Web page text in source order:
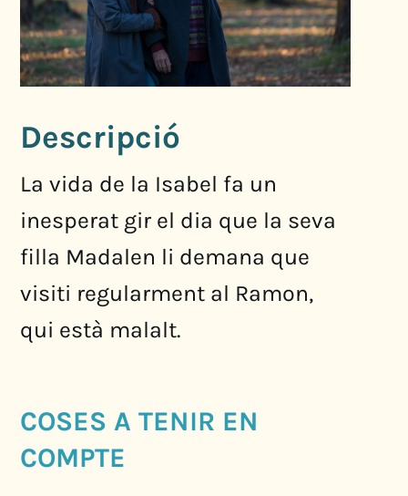
Descripció
La vida de la Isabel fa un
inesperat gir el dia que la seva
filla Madalen li demana que
visiti regularment al Ramon,
qui està malalt.
COSES A TENIR EN
COMPTE